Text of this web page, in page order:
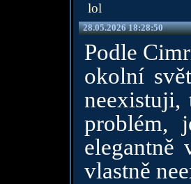
lol
28.05.2026 18:28:50
Podle
okolní
problém,
elegantně
vlastně